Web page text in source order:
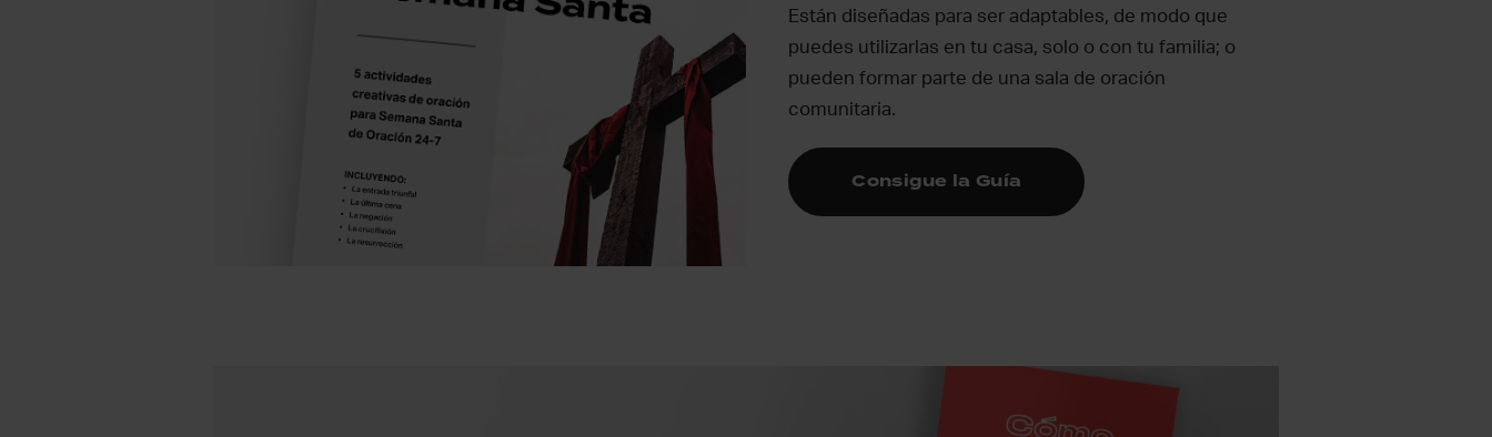
Están diseñadas para ser adaptables, de modo que
puedes utilizarlas en tu casa, solo o con tu familia; o
pueden formar parte de una sala de oración
comunitaria.
Consigue la Guía